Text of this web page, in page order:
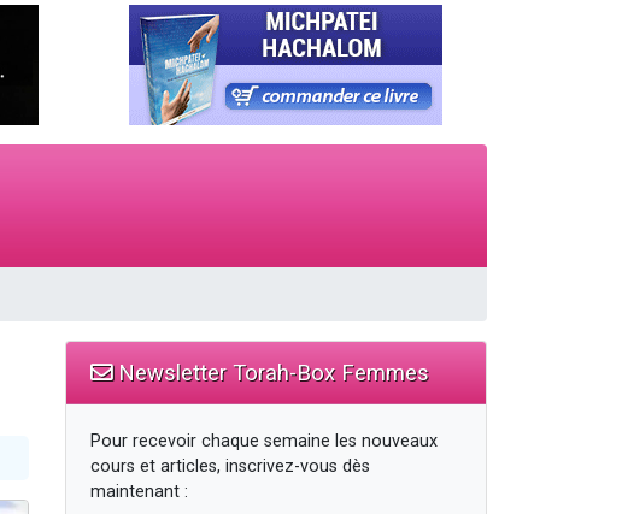
Newsletter Torah-Box Femmes
Pour recevoir chaque semaine les nouveaux
cours et articles, inscrivez-vous dès
maintenant :